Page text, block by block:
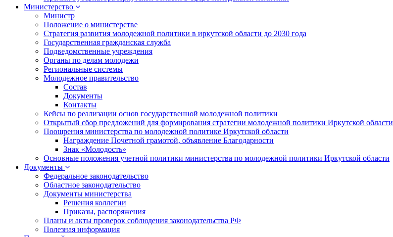
Министерство
Министр
Положение о министерстве
Стратегия развития молодежной политики в иркутской области до 2030 года
Государственная гражданская служба
Подведомственные учреждения
Органы по делам молодежи
Региональные системы
Молодежное правительство
Состав
Документы
Контакты
Кейсы по реализации основ государственной молодежной политики
Открытый сбор предложений для формирования стратегии молодежной политики Иркутской области
Поощрения министерства по молодежной политике Иркутской области
Награждение Почетной грамотой, объявление Благодарности
Знак «Молодость»
Основные положения учетной политики министерства по молодежной политики Иркутской области
Документы
Федеральное законодательство
Областное законодательство
Документы министерства
Решения коллегии
Приказы, распоряжения
Планы и акты проверок соблюдения законодательства РФ
Полезная информация